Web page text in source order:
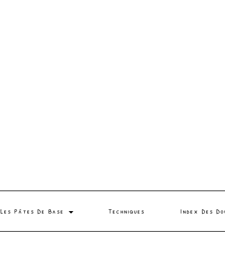
Les Pâtes De Base Techniques Index Des